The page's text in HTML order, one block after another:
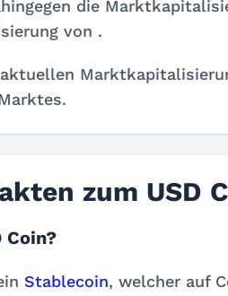
die
von .
zum USD
Coin?
Stablecoin, welcher auf